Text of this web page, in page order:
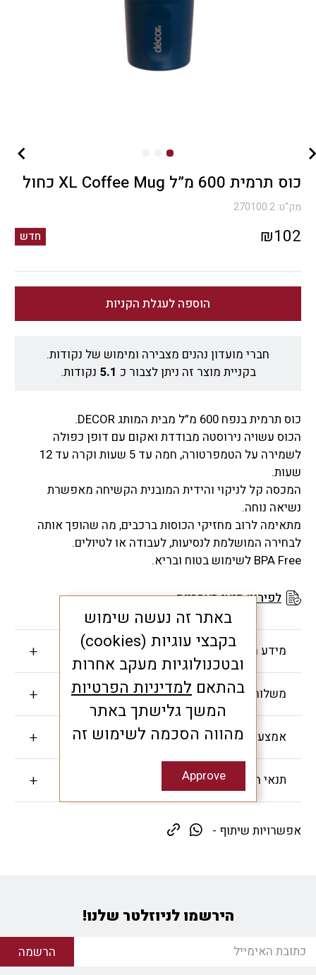
כוס תרמית 600 מ”ל XL Coffee Mug כחול
מק"ט:270100.2
₪102 חדש
הוספה לעגלת הקניות
חברי מועדון נהנים מצבירה ומימוש של נקודות.
בקניית מוצר זה ניתן לצבור כ 5.1 נקודות.
כוס תרמית בנפח 600 מ”ל מבית המותג DECOR.
הכוס עשויה נירוסטה מבודדת ואקום עם דופן כפולה
לשמירה על הטמפרטורה, חמה עד 5 שעות וקרה עד 12
שעות.
המכסה קל לניקוי והידית המובנית הקשיחה מאפשרת
נשיאה נוחה.
מתאימה לרוב מחזיקי הכוסות ברכבים, מה שהופך אותה
לבחירה המושלמת לנסיעות, לעבודה או לטיולים.
BPA Free לשימוש בטוח ובריא.
לפירוט תנאי האחריות
מידע חשוב
משלוחים והחזרות
אמצעי תשלום
תנאי האחריות
אפשרויות שיתוף -
הירשמו לניוזלטר שלנו!
הרשמה
באתר זה נעשה שימוש
בקבצי עוגיות (cookies)
ובטכנולוגיות מעקב אחרות
בהתאם למדיניות הפרטיות
המשך גלישתך באתר
מהווה הסכמה לשימוש זה
Approve